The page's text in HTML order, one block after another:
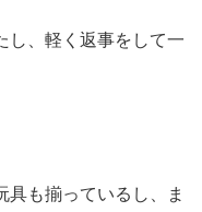
し、軽く返事をして一
具も揃っているし、ま